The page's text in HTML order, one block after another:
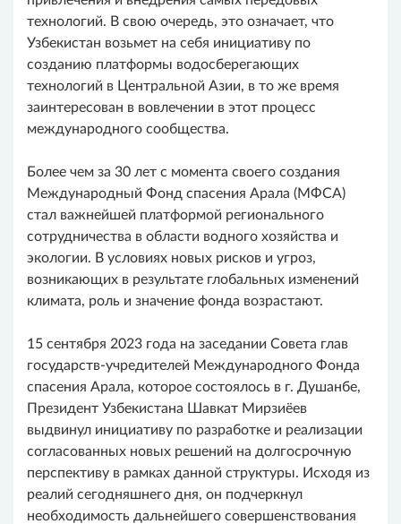
технологий. В свою очередь, это означает, что
Узбекистан возьмет на себя инициативу по
созданию платформы водосберегающих
технологий в Центральной Азии, в то же время
заинтересован в вовлечении в этот процесс
международного сообщества.
Более чем за 30 лет с момента своего создания
Международный Фонд спасения Арала (МФСА)
стал важнейшей платформой регионального
сотрудничества в области водного хозяйства и
экологии. В условиях новых рисков и угроз,
возникающих в результате глобальных изменений
климата, роль и значение фонда возрастают.
15 сентября 2023 года на заседании Совета глав
государств-учредителей Международного Фонда
спасения Арала, которое состоялось в г. Душанбе,
Президент Узбекистана Шавкат Мирзиёев
выдвинул инициативу по разработке и реализации
согласованных новых решений на долгосрочную
перспективу в рамках данной структуры. Исходя из
реалий сегодняшнего дня, он подчеркнул
необходимость дальнейшего совершенствования